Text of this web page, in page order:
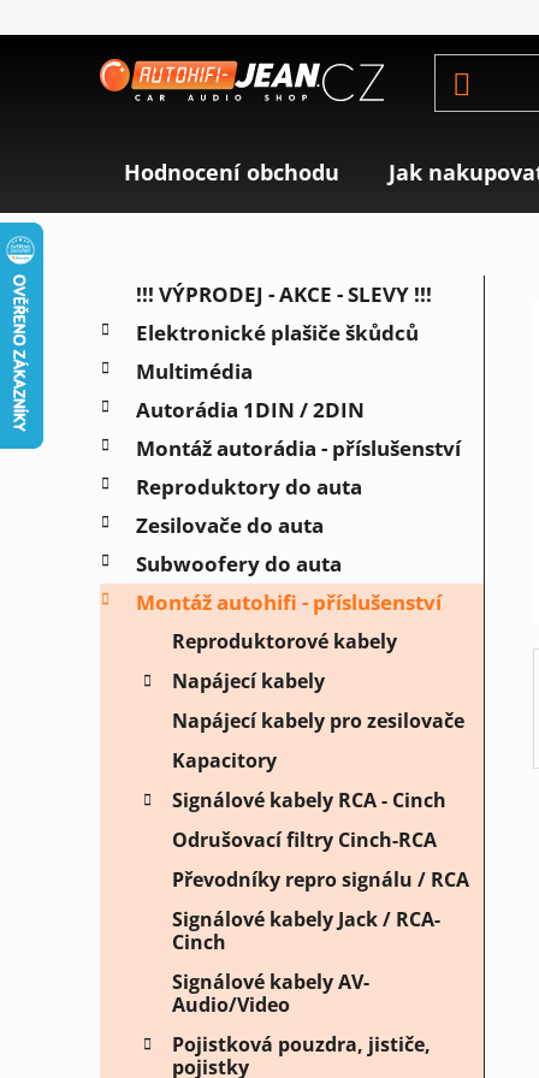
na
Hodnocení obchodu Jak
o
t
r
a
n
n
í
p
a
Přeskočit
t
e
g
o
r
i
e
!!! VÝPRODEJ - AKCE - SLEVY !!!
Elektronické plašiče škůdců
Multimédia
Autorádia 1DIN / 2DIN
Montáž autorádia - příslušenství
Reproduktory do auta
Zesilovače do auta
Subwoofery do auta
Montáž autohifi - příslušenství
Reproduktorové kabely
Napájecí kabely
Napájecí kabely pro zesilovače
Kapacitory
Signálové kabely RCA - Cinch
Odrušovací filtry Cinch-RCA
Převodníky repro signálu / RCA
Signálové kabely Jack / RCA-
Cinch
Signálové kabely AV-
Audio/Video
Pojistková pouzdra, jističe,
pojistky